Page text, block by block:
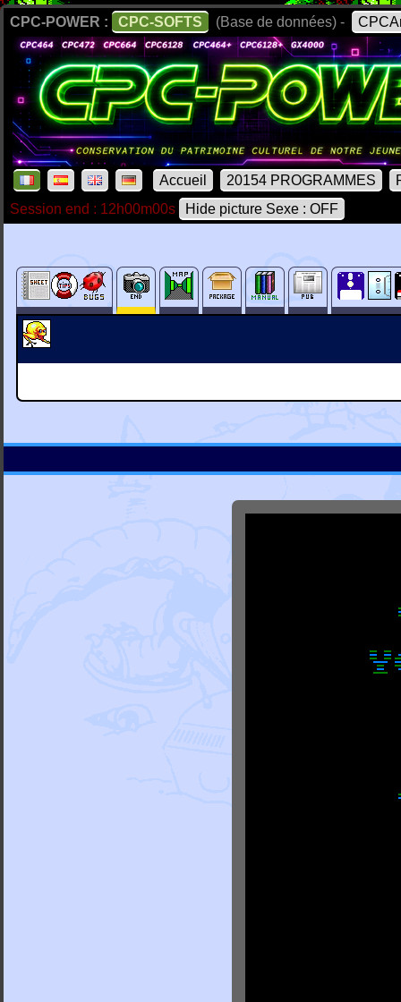
CPC-POWER : CPC-SOFTS (Base de données) -
Accueil 20154 PROGRAMMES
Session end : 12h00m00s
Hide picture Sexe : OFF